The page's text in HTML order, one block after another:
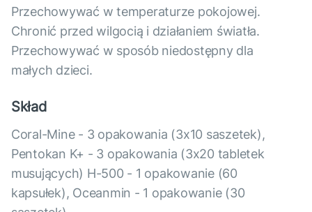
Przechowywać w temperaturze pokojowej.
Chronić przed wilgocią i działaniem światła.
Przechowywać w sposób niedostępny dla
małych dzieci.
Skład
Coral-Mine - 3 opakowania (3x10 saszetek),
Pentokan K+ - 3 opakowania (3x20 tabletek
musujących) H-500 - 1 opakowanie (60
kapsułek), Oceanmin - 1 opakowanie (30